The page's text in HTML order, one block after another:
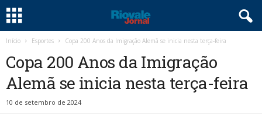
Início Esportes Copa 200 Anos da Imigração Alemã se inicia nesta terça-feira
Copa 200 Anos da Imigração
Alemã se inicia nesta terça-feira
10 de setembro de 2024